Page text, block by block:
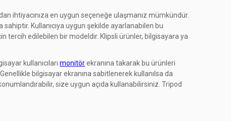
ihtiyacınıza en uygun seçeneğe ulaşmanız mümkündür.
Kullanıcıya uygun şekilde ayarlanabilen bu
tercih edilebilen bir modeldir. Klipsli ürünler, bilgisayara ya
kullanıcıları monitörekranına takarak bu ürünleri
bilgisayar ekranına sabitlenerek kullanılsa da
size uygun açıda kullanabilirsiniz. Tripod